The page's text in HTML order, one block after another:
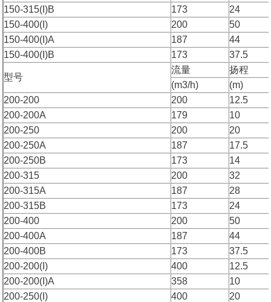
150-315(I)B
173
24
150-400(I)
200
50
150-400(I)A
187
44
150-400(I)B
173 37.5
型号
流量
扬程
(m3/h)
(m)
200-200
200
12.5
200-200A
179
10
200-250
200
20
200-250A
187
17.5
200-250B
173
14
200-315
200
32
200-315A
187
28
200-315B
173
24
200-400
200
50
200-400A
187
44
200-400B
173
37.5
200-200(I)
400
12.5
200-200(I)A
358
10
200-250(I)
400
20